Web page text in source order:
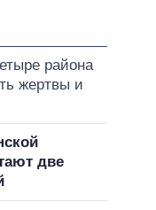
района
жертвы и
две